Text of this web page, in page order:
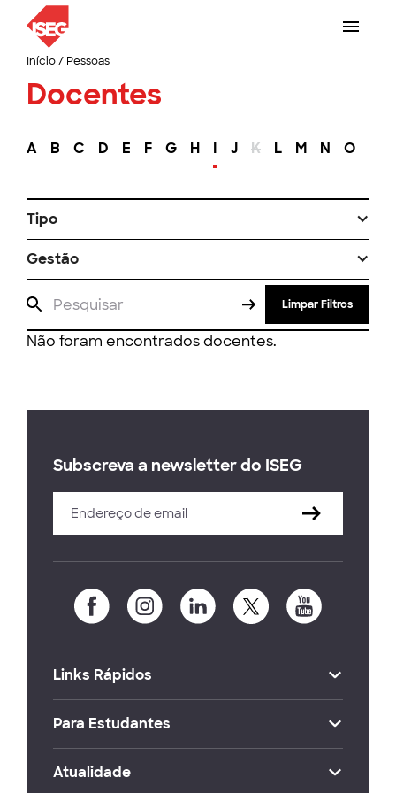
Início/ Pessoas
Docentes
A B C D E F G H I J K L M N O
Tipo
Gestão
Limpar Filtros
Não foram encontrados docentes.
Subscreva a newsletter do ISEG
Links Rápidos
Para Estudantes
Atualidade